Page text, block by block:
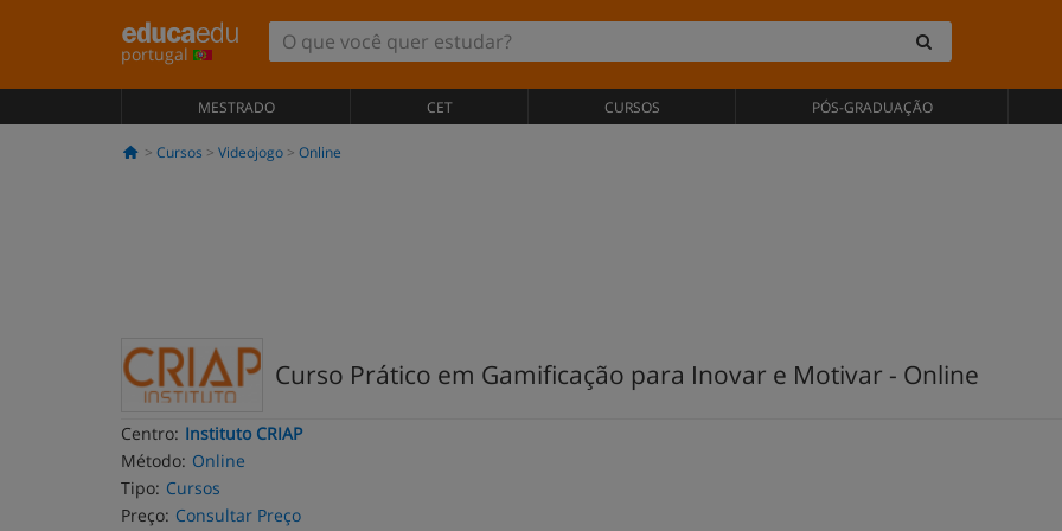
portugal
MESTRADO CET CURSOS PÓS-GRADUAÇÃO
Cursos Videojogo Online
Curso Prático em Gamificação para Inovar e Motivar - Online
Centro: Instituto CRIAP
Método: Online
Tipo: Cursos
Preço: Consultar Preço